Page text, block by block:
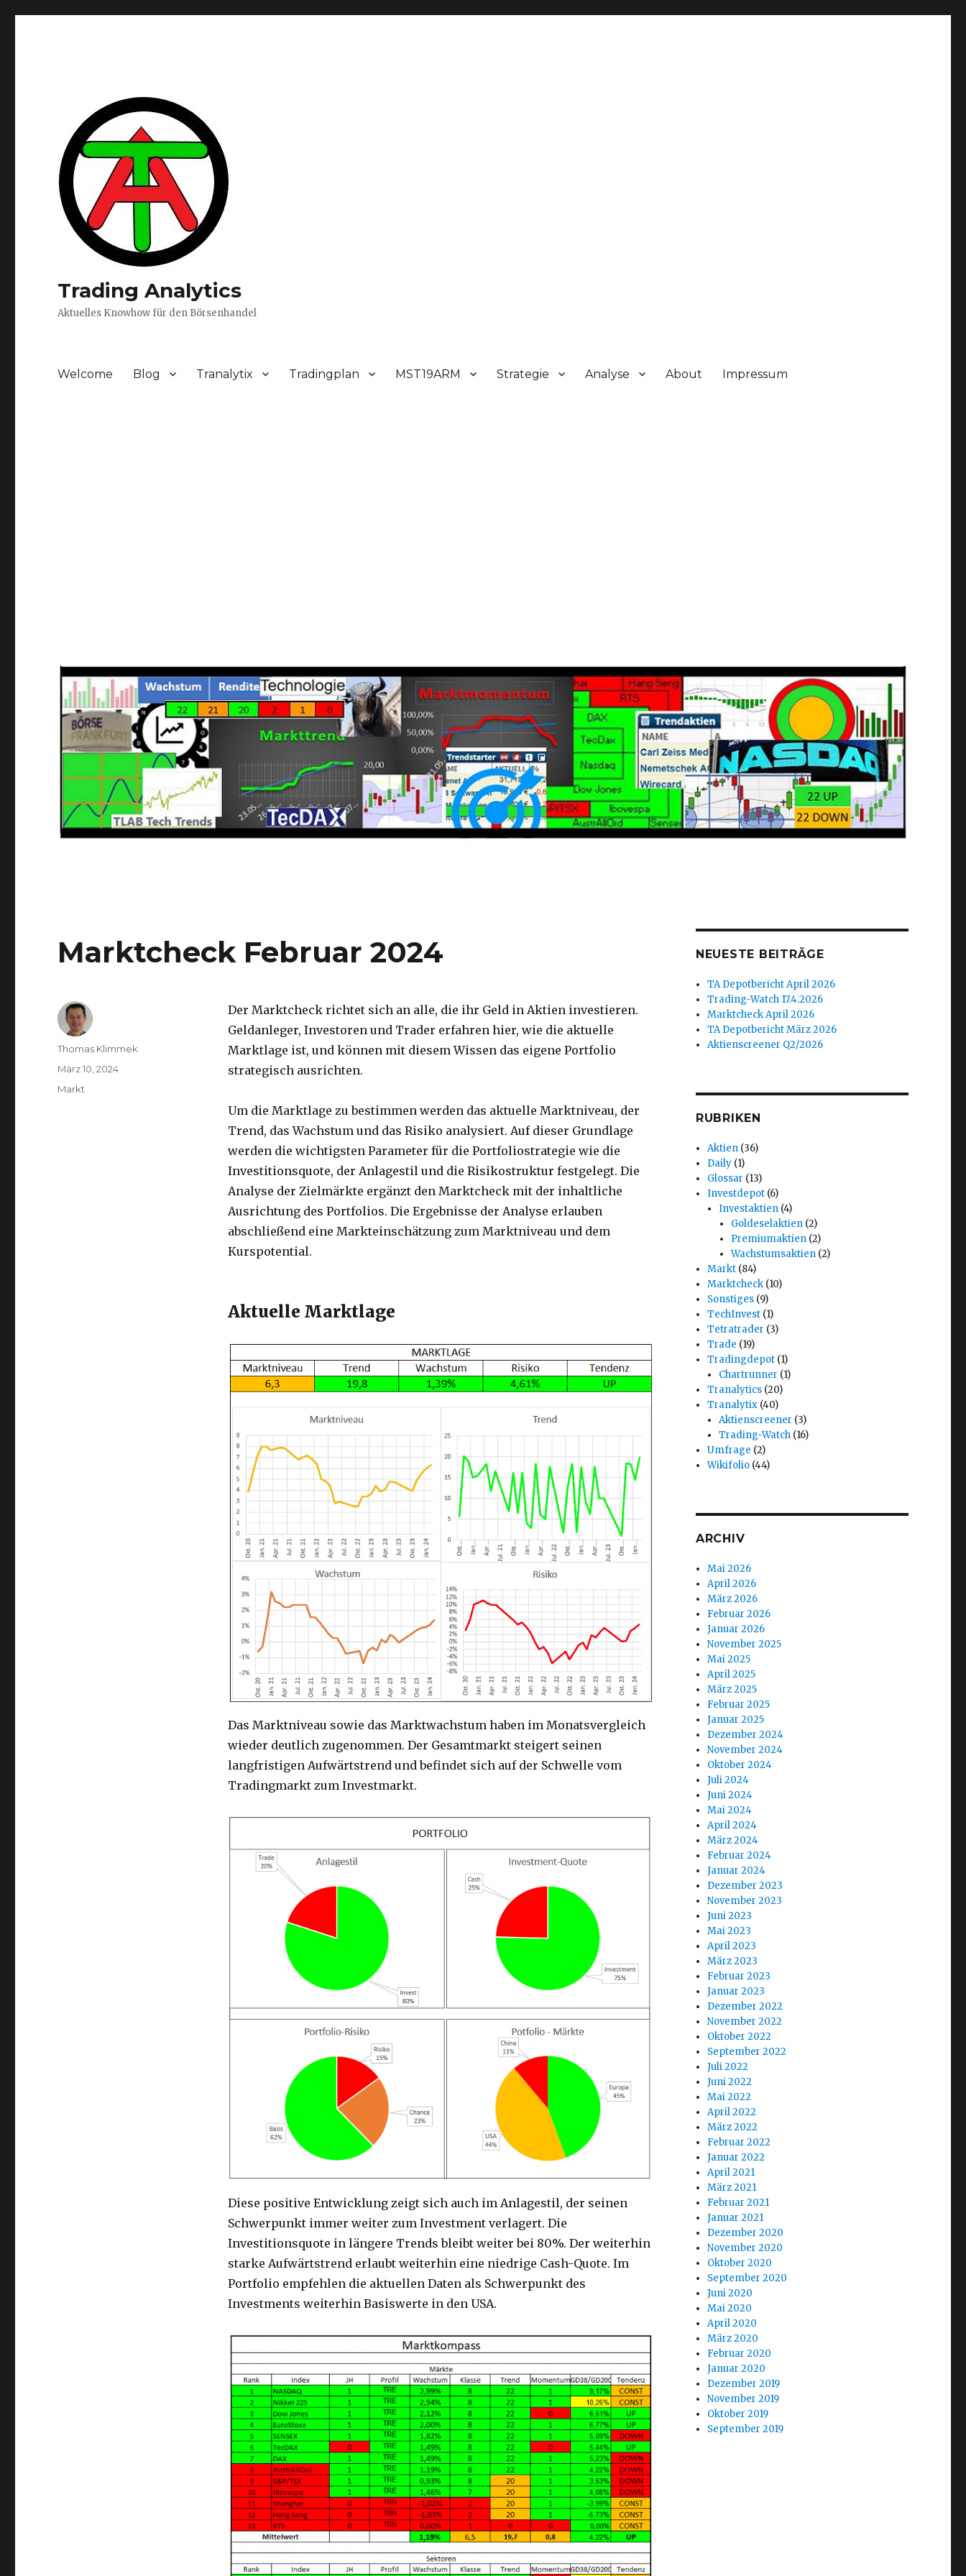
Trading Analytics
Aktuelles Knowhow für den Börsenhandel
Welcome Blog Tranalytix Tradingplan MST19ARM Strategie Analyse About Impressum
Marktcheck Februar 2024
Der Marktcheck richtet sich an alle, die ihr Geld in Aktien investieren.
Geldanleger, Investoren und Trader erfahren hier, wie die aktuelle
Marktlage ist, und können mit diesem Wissen das eigene Portfolio
strategisch ausrichten.
Um die Marktlage zu bestimmen werden das aktuelle Marktniveau, der
Trend, das Wachstum und das Risiko analysiert. Auf dieser Grundlage
werden die wichtigsten Parameter für die Portfoliostrategie wie die
Investitionsquote, der Anlagestil und die Risikostruktur festgelegt. Die
Analyse der Zielmärkte ergänzt den Marktcheck mit der inhaltliche
Ausrichtung des Portfolios. Die Ergebnisse der Analyse erlauben
abschließend eine Markteinschätzung zum Marktniveau und dem
Kurspotential.
Aktuelle Marktlage
Das Marktniveau sowie das Marktwachstum haben im Monatsvergleich
wieder deutlich zugenommen. Der Gesamtmarkt steigert seinen
langfristigen Aufwärtstrend und befindet sich auf der Schwelle vom
Tradingmarkt zum Investmarkt.
Diese positive Entwicklung zeigt sich auch im Anlagestil, der seinen
Schwerpunkt immer weiter zum Investment verlagert. Die
Investitionsquote in längere Trends bleibt weiter bei 80%. Der weiterhin
starke Aufwärtstrend erlaubt weiterhin eine niedrige Cash-Quote. Im
Portfolio empfehlen die aktuellen Daten als Schwerpunkt des
Investments weiterhin Basiswerte in den USA.
Autor
Thomas Klimmek
Veröffentlicht
März 10, 2024
Kategorien
Markt
NEUESTE BEITRÄGE
TA Depotbericht April 2026
Trading-Watch 17.4.2026
Marktcheck April 2026
TA Depotbericht März 2026
Aktienscreener Q2/2026
RUBRIKEN
Aktien (36)
Daily (1)
Glossar (13)
Investdepot (6)
Investaktien (4)
Goldeselaktien(2)
Premiumaktien(2)
Wachstumsaktien(2)
Markt (84)
Marktcheck (10)
Sonstiges (9)
TechInvest (1)
Tetratrader (3)
Trade (19)
Tradingdepot (1)
Chartrunner (1)
Tranalytics (20)
Tranalytix (40)
Aktienscreener (3)
Trading-Watch (16)
Umfrage (2)
Wikifolio (44)
ARCHIV
Mai 2026
April 2026
März 2026
Februar 2026
Januar 2026
November 2025
Mai 2025
April 2025
März 2025
Februar 2025
Januar 2025
Dezember 2024
November 2024
Oktober 2024
Juli 2024
Juni 2024
Mai 2024
April 2024
März 2024
Februar 2024
Januar 2024
Dezember 2023
November 2023
Juni 2023
Mai 2023
April 2023
März 2023
Februar 2023
Januar 2023
Dezember 2022
November 2022
Oktober 2022
September 2022
Juli 2022
Juni 2022
Mai 2022
April 2022
März 2022
Februar 2022
Januar 2022
April 2021
März 2021
Februar 2021
Januar 2021
Dezember 2020
November 2020
Oktober 2020
September 2020
Juni 2020
Mai 2020
April 2020
März 2020
Februar 2020
Januar 2020
Dezember 2019
November 2019
Oktober 2019
September 2019